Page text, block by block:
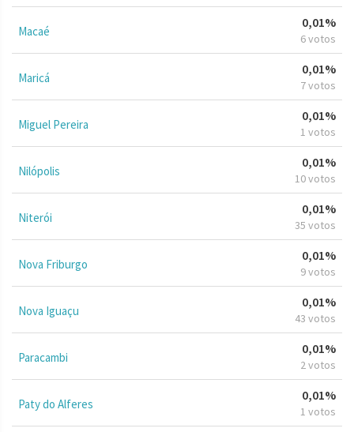
Macaé
0,01%
6 votos
Maricá
0,01%
7 votos
Miguel Pereira
0,01%
1 votos
Nilópolis
0,01%
10 votos
Niterói
0,01%
35 votos
Nova Friburgo
0,01%
9 votos
Nova Iguaçu
0,01%
43 votos
Paracambi
0,01%
2 votos
Paty do Alferes
0,01%
1 votos